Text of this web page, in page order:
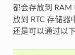
都会存放到 RAM
放到 RTC 存储器
还是可以通过以